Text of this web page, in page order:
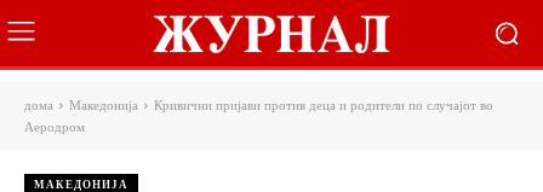
дома Македонија
Кривични пријави против деца и родители по случајот во
Аеродром
МАКЕДОНИЈА